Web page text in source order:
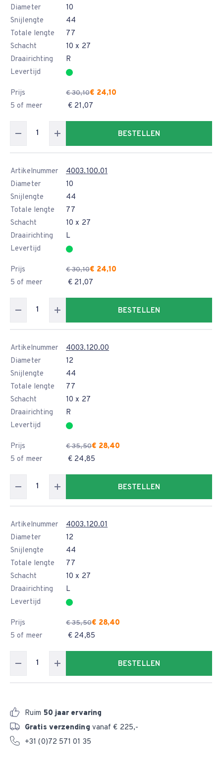
Diameter
10
Snijlengte
44
Totale lengte
77
Schacht
10 x 27
Draairichting
R
Levertijd
Prijs € 30,10€ 24,10
5 of meer
€ 21,07
BESTELLEN
Artikelnummer
4003.100.01
Diameter
10
Snijlengte
44
Totale lengte
77
Schacht
10 x 27
Draairichting
L
Levertijd
Prijs € 30,10€ 24,10
5 of meer
€ 21,07
BESTELLEN
Artikelnummer
4003.120.00
Diameter
12
Snijlengte
44
Totale lengte
77
Schacht
10 x 27
Draairichting
R
Levertijd
Prijs € 35,50€ 28,40
5 of meer
€ 24,85
BESTELLEN
Artikelnummer
4003.120.01
Diameter
12
Snijlengte
44
Totale lengte
77
Schacht
10 x 27
Draairichting
L
Levertijd
Prijs € 35,50€ 28,40
5 of meer
€ 24,85
BESTELLEN
Ruim 50 jaar ervaring
Gratis verzending vanaf € 225,-
+31 (0)72 571 01 35